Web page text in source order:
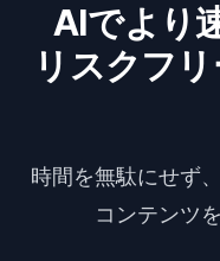
AIでより
リスクフ
時間を無駄にせず
コンテンツ